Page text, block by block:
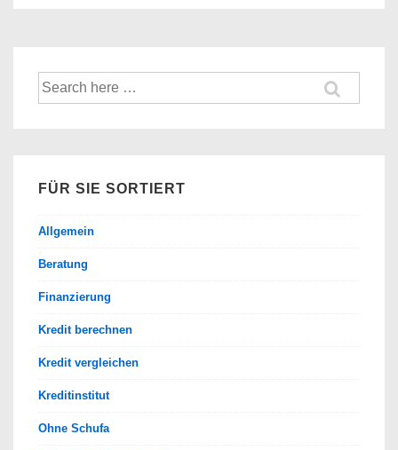
Banken
Suche
nach:
FÜR SIE SORTIERT
Allgemein
Beratung
Finanzierung
Kredit berechnen
Kredit vergleichen
Kreditinstitut
Ohne Schufa